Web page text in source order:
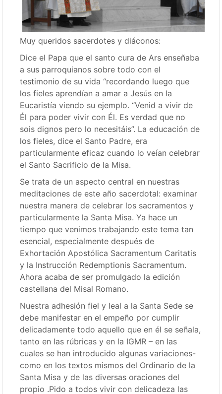
Muy queridos sacerdotes y diáconos:
Dice el Papa que el santo cura de Ars enseñaba
a sus parroquianos sobre todo con el
testimonio de su vida “recordando luego que
los fieles aprendían a amar a Jesús en la
Eucaristía viendo su ejemplo. “Venid a vivir de
Él para poder vivir con Él. Es verdad que no
sois dignos pero lo necesitáis”. La educación de
los fieles, dice el Santo Padre, era
particularmente eficaz cuando lo veían celebrar
el Santo Sacrificio de la Misa.
Se trata de un aspecto central en nuestras
meditaciones de este año sacerdotal: examinar
nuestra manera de celebrar los sacramentos y
particularmente la Santa Misa. Ya hace un
tiempo que venimos trabajando este tema tan
esencial, especialmente después de
Exhortación Apostólica Sacramentum Caritatis
y la Instrucción Redemptionis Sacramentum.
Ahora acaba de ser promulgado la edición
castellana del Misal Romano.
Nuestra adhesión fiel y leal a la Santa Sede se
debe manifestar en el empeño por cumplir
delicadamente todo aquello que en él se señala,
tanto en las rúbricas y en la IGMR – en las
cuales se han introducido algunas variaciones-
como en los textos mismos del Ordinario de la
Santa Misa y de las diversas oraciones del
propio .Pido a todos vivir con delicadeza las